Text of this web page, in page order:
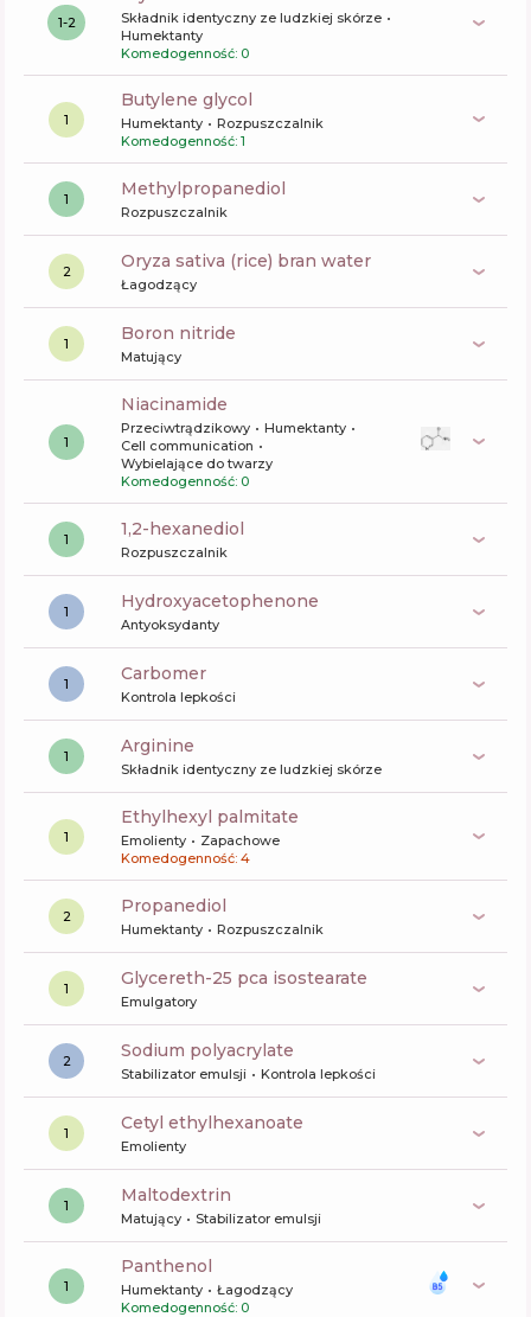
1-2
Składnik identyczny ze ludzkiej skórze
Humektanty
Komedogenność: 0
1
butylene glycol
Humektanty
Rozpuszczalnik
Komedogenność: 1
1 methylpropanediol
Rozpuszczalnik
2 oryza sativa (rice) bran water
Łagodzący
1 boron nitride
Matujący
1
niacinamide
Przeciwtrądzikowy
Humektanty
Cell communication
Wybielające do twarzy
Komedogenność: 0
1 1,2-hexanediol
Rozpuszczalnik
1 Hydroxyacetophenone
Antyoksydanty
1 carbomer
Kontrola lepkości
1 arginine
Składnik identyczny ze ludzkiej skórze
1
ethylhexyl palmitate
Emolienty
Zapachowe
Komedogenność: 4
2 propanediol
Humektanty Rozpuszczalnik
1 glycereth-25 pca isostearate
Emulgatory
2 sodium polyacrylate
Stabilizator emulsji Kontrola lepkości
1 cetyl ethylhexanoate
Emolienty
1 maltodextrin
Matujący Stabilizator emulsji
1
panthenol
Humektanty
Łagodzący
Komedogenność: 0